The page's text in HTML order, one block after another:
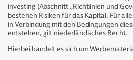
investing (Abschnitt „Richtlinien und
bestehen Risiken für das Kapital. Für
in Verbindung mit den Bedingungen
entstehen, gilt niederländisches Recht.
Hierbei handelt es sich um